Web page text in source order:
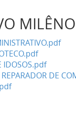
MILÊNO
IDOSOS.pdf
DE